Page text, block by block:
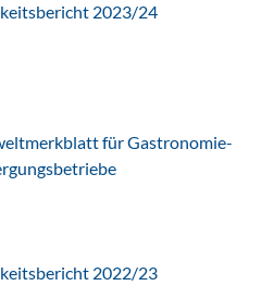
2023/24
für Gastronomie-
2022/23